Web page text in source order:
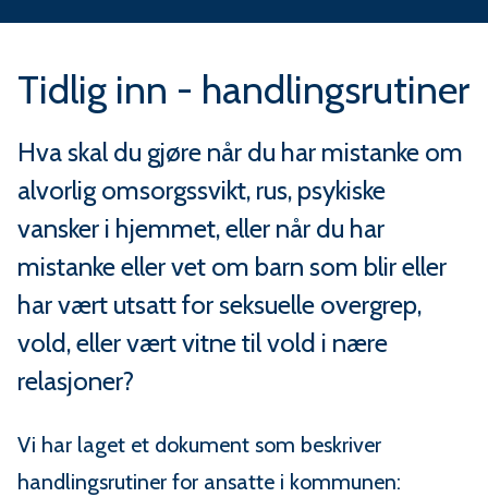
her:
Tidlig inn - handlingsrutiner
Hva skal du gjøre når du har mistanke om
alvorlig omsorgssvikt, rus, psykiske
vansker i hjemmet, eller når du har
mistanke eller vet om barn som blir eller
har vært utsatt for seksuelle overgrep,
vold, eller vært vitne til vold i nære
relasjoner?
Vi har laget et dokument som beskriver
handlingsrutiner for ansatte i kommunen: